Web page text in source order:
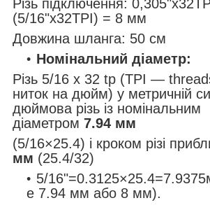
Різь підключення:
(5/16"x32TPI) = 8 мм
Довжина шланга: 50 см
Номінальний діаметр:
Різь 5/16 х 32 tp (TPI —
ниток на дюйм) у метричній
дюймова різь із номінальним
діаметром 7.94 мм
(5/16×25.4) і кроком різі
мм (25.4/32)
5/
е 7.94 мм або 8 мм).